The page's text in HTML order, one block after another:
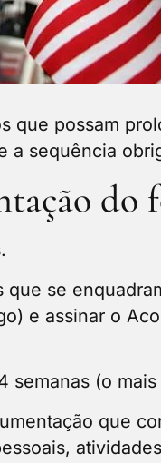
que possam
a sequência
se
e assinar o
semanas (o
que